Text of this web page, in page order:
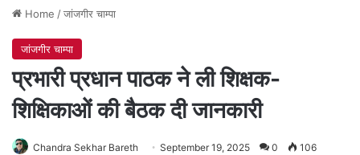
Home /जांजगीर चाम्पा
जांजगीर चाम्पा
प्रभारी प्रधान पाठक ने ली शिक्षक-
शिक्षिकाओं की बैठक दी जानकारी
Chandra Sekhar Bareth September 19, 2025 0 106